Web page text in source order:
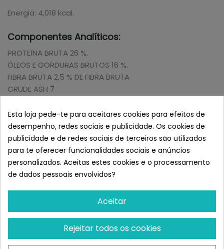
Energia: 4,018 kcal.
Componentes Analíticos:
PROTEÍNA BRUTA 26 %.
ÓLEOS E GORDURAS BRUTOS 16 %.
FIBRA BRUTA 2,5 % DE FIBRA BRUTA
CRUDE ASH 7
Benefícios:
Saúde dos olhos
Articulações saudáveis
Alta digestibilidade
Atraso do envelhecimento
Previne doenças senis
Cabelo e pele saudáveis
Saúde intestinal
Saúde dentária
Esta loja pede-te para aceitares cookies para efeitos de
desempenho, redes sociais e publicidade. Os cookies de
publicidade e de redes sociais de terceiros são utilizados
para te oferecer funcionalidades sociais e anúncios
personalizados. Aceitas estes cookies e o processamento
de dados pessoais envolvidos?
Aceitar
Rejeitar todos os cookies